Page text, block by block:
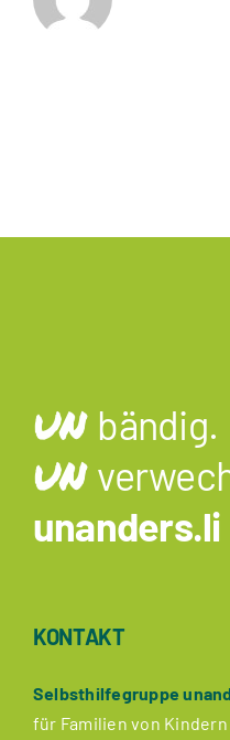
KONTAKT
UN bändig.
UN
unanders.li
Selbsthilfegruppe
für Familien von